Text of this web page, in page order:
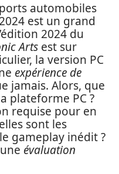
automobiles
est un grand
2024 du
Arts est sur
la version PC
expérience de
jamais. Alors, que
plateforme PC ?
requise pour en
sont les
gameplay inédit ?
évaluation